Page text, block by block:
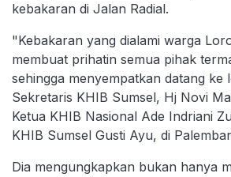
kebakaran di Jalan Radial.
"Kebakaran yang dialami warga
membuat prihatin semua pihak
sehingga menyempatkan datang ke
Sekretaris KHIB Sumsel, Hj Novi
Ketua KHIB Nasional Ade Indriani
KHIB Sumsel Gusti Ayu, di
Dia mengungkapkan bukan hanya